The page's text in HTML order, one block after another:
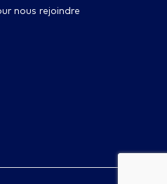
nous rejoindre